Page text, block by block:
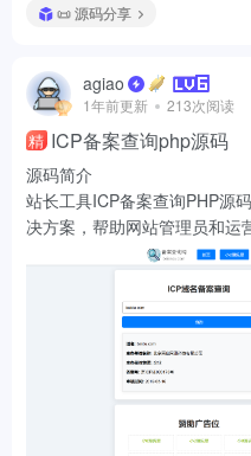
📜 源码分享
agiao
1年前更新 213次阅读
精 ICP备案查询php源码
源码简介
站长工具ICP备案查询PHP源
决方案，帮助网站管理员和运